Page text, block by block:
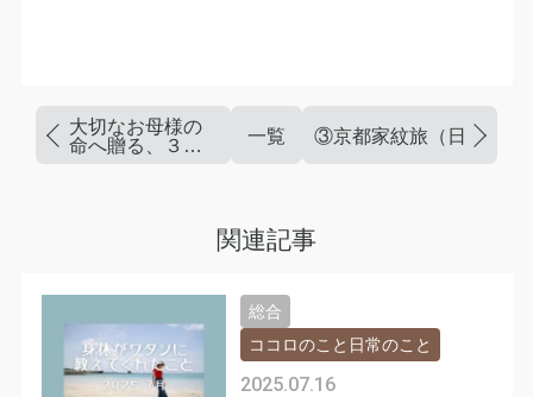
大切なお母様の
命へ贈る、３つ
一覧 ③京都家紋旅（日本最古
関連記事
2025.07.16
総合
ココロのこと日常のこと